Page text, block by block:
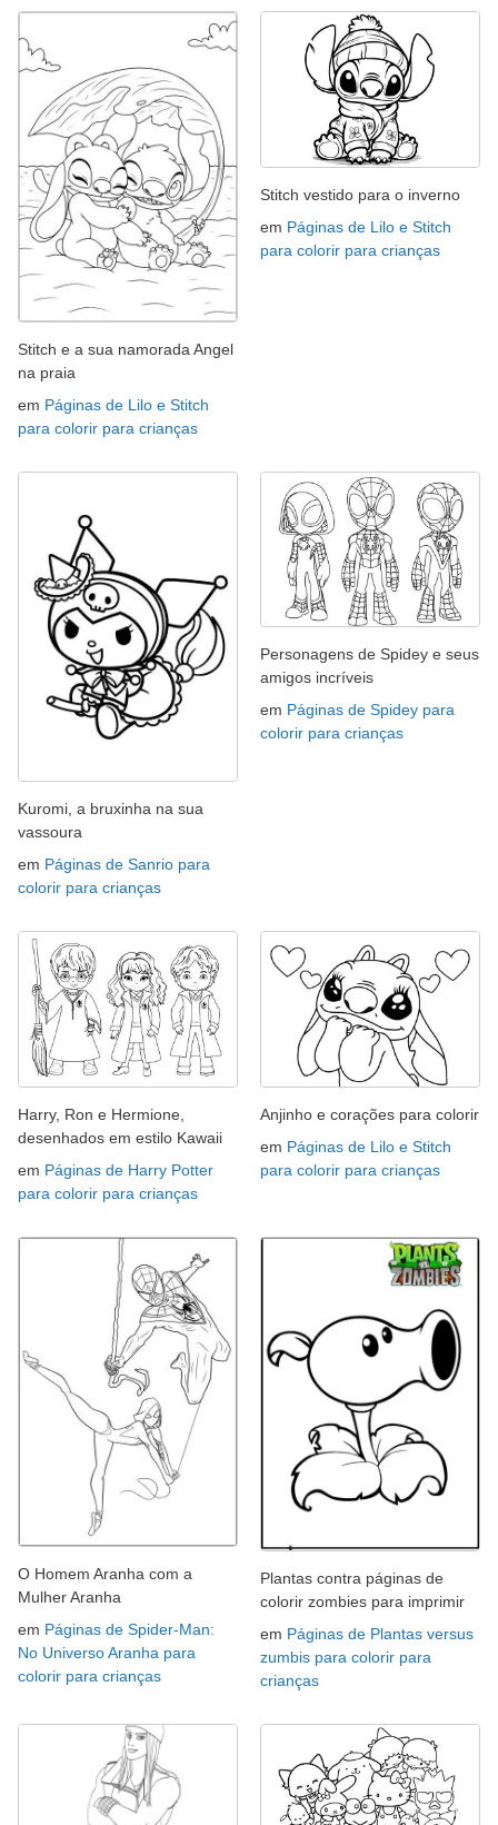
Stitch e a sua namorada Angel
na praia
em Páginas de Lilo e Stitch
para colorir para crianças
Stitch vestido para o inverno
em Páginas de Lilo e Stitch
para colorir para crianças
Kuromi, a bruxinha na sua
vassoura
em Páginas de Sanrio para
colorir para crianças
Personagens de Spidey e seus
amigos incríveis
em Páginas de Spidey para
colorir para crianças
Harry, Ron e Hermione,
desenhados em estilo Kawaii
em Páginas de Harry Potter
para colorir para crianças
Anjinho e corações para colorir
em Páginas de Lilo e Stitch
para colorir para crianças
O Homem Aranha com a
Mulher Aranha
em Páginas de Spider-Man:
No Universo Aranha para
colorir para crianças
Plantas contra páginas de
colorir zombies para imprimir
em Páginas de Plantas versus
zumbis para colorir para
crianças